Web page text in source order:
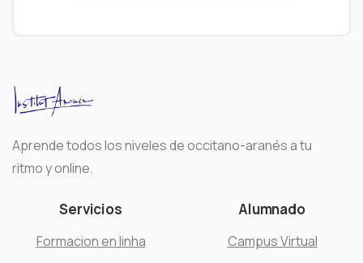
Aprende todos los niveles de occitano-aranés a tu
ritmo y online.
Servicios
Formacion en linha
Alumnado
Campus Virtual